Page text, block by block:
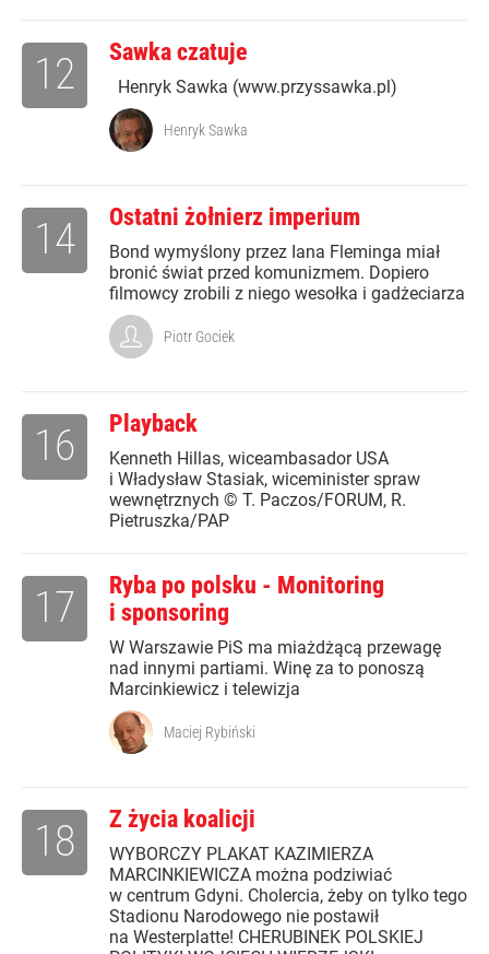
Sawka czatuje
Henryk Sawka (www.przyssawka.pl)
12
Henryk Sawka
Ostatni żołnierz imperium
Bond wymyślony przez Iana Fleminga miał
bronić świat przed komunizmem. Dopiero
filmowcy zrobili z niego wesołka i gadżeciarza
14
Piotr Gociek
Playback
Kenneth Hillas, wiceambasador USA
i Władysław Stasiak, wiceminister spraw
wewnętrznych © T. Paczos/FORUM, R.
Pietruszka/PAP
16
Ryba po polsku - Monitoring
i sponsoring
W Warszawie PiS ma miażdżącą przewagę
nad innymi partiami. Winę za to ponoszą
Marcinkiewicz i telewizja
17
Maciej Rybiński
Z życia koalicji
WYBORCZY PLAKAT KAZIMIERZA
MARCINKIEWICZA można podziwiać
w centrum Gdyni. Cholercia, żeby on tylko tego
Stadionu Narodowego nie postawił
na Westerplatte! CHERUBINEK POLSKIEJ
18